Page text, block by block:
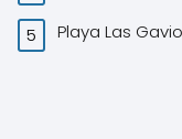
Playa Las